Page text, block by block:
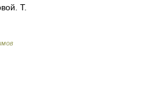
Т.